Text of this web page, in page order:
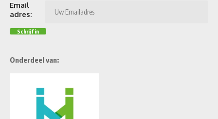
Email
adres:
Onderdeel van: